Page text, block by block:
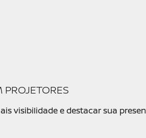
PROJETORES
visibilidade e destacar sua